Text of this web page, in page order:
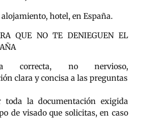
hotel, en España.
QUE NO TE DENIEGUEN EL
correcta, no nervioso,
clara y concisa a las preguntas
toda la documentación exigida
de visado que solicitas, en caso